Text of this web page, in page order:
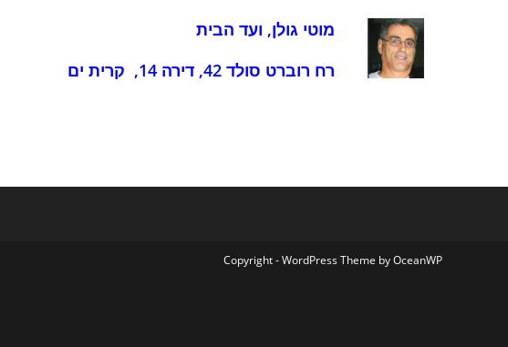
מוטי גולן, ועד הבית
רח רוברט סולד 42, דירה 14
, קרית ים
Copyright - WordPress Theme by OceanWP